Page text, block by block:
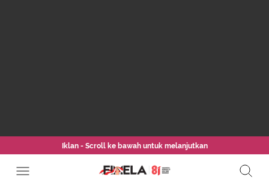
Iklan - Scroll ke bawah untuk melanjutkan